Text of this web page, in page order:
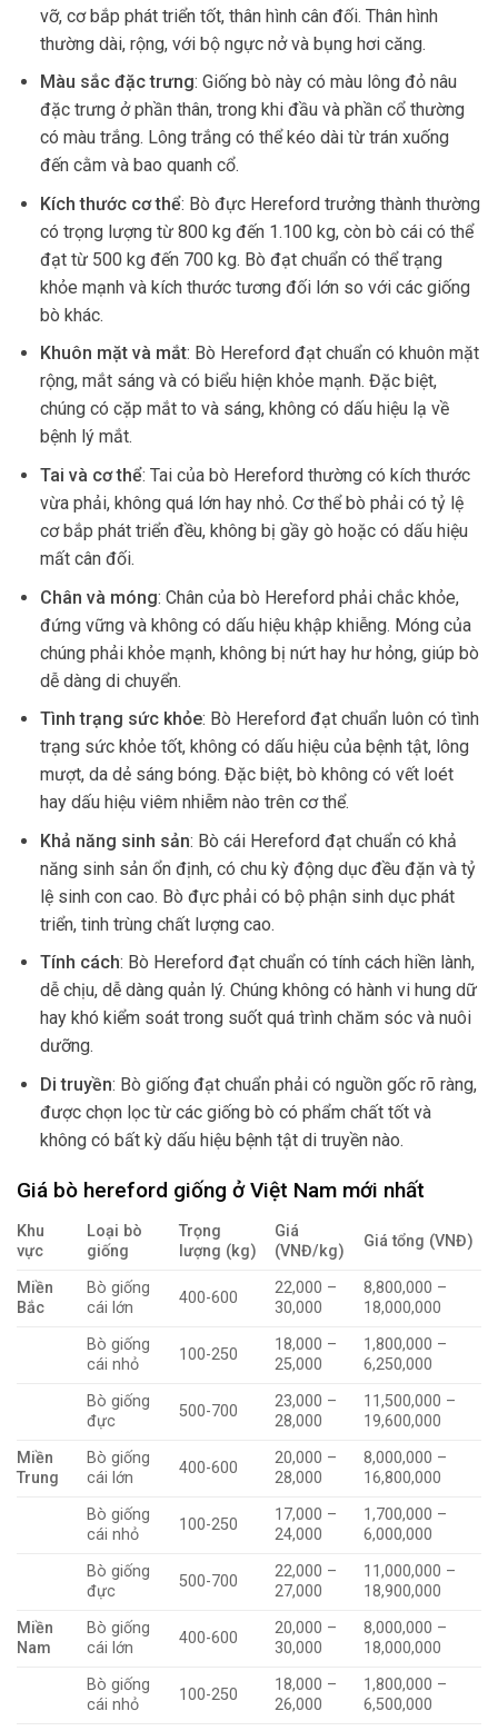
vỡ, cơ bắp phát triển tốt, thân hình cân đối. Thân hình
thường dài, rộng, với bộ ngực nở và bụng hơi căng.
Màu sắc đặc trưng: Giống bò này có màu lông đỏ nâu
đặc trưng ở phần thân, trong khi đầu và phần cổ thường
có màu trắng. Lông trắng có thể kéo dài từ trán xuống
đến cằm và bao quanh cổ.
Kích thước cơ thể: Bò đực Hereford trưởng thành thường
có trọng lượng từ 800 kg đến 1.100 kg, còn bò cái có thể
đạt từ 500 kg đến 700 kg. Bò đạt chuẩn có thể trạng
khỏe mạnh và kích thước tương đối lớn so với các giống
bò khác.
Khuôn mặt và mắt: Bò Hereford đạt chuẩn có khuôn mặt
rộng, mắt sáng và có biểu hiện khỏe mạnh. Đặc biệt,
chúng có cặp mắt to và sáng, không có dấu hiệu lạ về
bệnh lý mắt.
Tai và cơ thể: Tai của bò Hereford thường có kích thước
vừa phải, không quá lớn hay nhỏ. Cơ thể bò phải có tỷ lệ
cơ bắp phát triển đều, không bị gầy gò hoặc có dấu hiệu
mất cân đối.
Chân và móng: Chân của bò Hereford phải chắc khỏe,
đứng vững và không có dấu hiệu khập khiễng. Móng của
chúng phải khỏe mạnh, không bị nứt hay hư hỏng, giúp bò
dễ dàng di chuyển.
Tình trạng sức khỏe: Bò Hereford đạt chuẩn luôn có tình
trạng sức khỏe tốt, không có dấu hiệu của bệnh tật, lông
mượt, da dẻ sáng bóng. Đặc biệt, bò không có vết loét
hay dấu hiệu viêm nhiễm nào trên cơ thể.
Khả năng sinh sản: Bò cái Hereford đạt chuẩn có khả
năng sinh sản ổn định, có chu kỳ động dục đều đặn và tỷ
lệ sinh con cao. Bò đực phải có bộ phận sinh dục phát
triển, tinh trùng chất lượng cao.
Tính cách: Bò Hereford đạt chuẩn có tính cách hiền lành,
dễ chịu, dễ dàng quản lý. Chúng không có hành vi hung dữ
hay khó kiểm soát trong suốt quá trình chăm sóc và nuôi
dưỡng.
Di truyền: Bò giống đạt chuẩn phải có nguồn gốc rõ ràng,
được chọn lọc từ các giống bò có phẩm chất tốt và
không có bất kỳ dấu hiệu bệnh tật di truyền nào.
Giá bò hereford giống ở Việt Nam mới nhất
Khu
vực
Loại bò
giống
Trọng
lượng (kg)
Giá
(VNĐ/kg)
Giá tổng (VNĐ)
Miền
Bắc
Bò giống
cái lớn
400-600
22,000 –
30,000
8,800,000 –
18,000,000
Bò giống
cái nhỏ
100-250
18,000 –
25,000
1,800,000 –
6,250,000
Bò giống
đực
500-700
23,000 –
28,000
11,500,000 –
19,600,000
Miền
Trung
Bò giống
cái lớn
400-600
20,000 –
28,000
8,000,000 –
16,800,000
Bò giống
cái nhỏ
100-250
17,000 –
24,000
1,700,000 –
6,000,000
Bò giống
đực
500-700
22,000 –
27,000
11,000,000 –
18,900,000
Miền
Nam
Bò giống
cái lớn
400-600
20,000 –
30,000
8,000,000 –
18,000,000
Bò giống
cái nhỏ
100-250
18,000 –
26,000
1,800,000 –
6,500,000